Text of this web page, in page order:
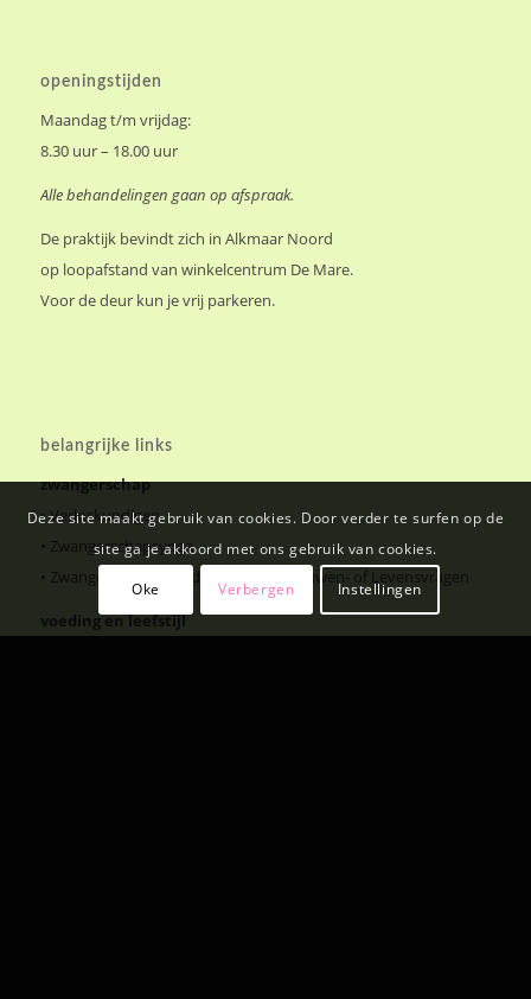
openingstijden
Maandag t/m vrijdag:
8.30 uur – 18.00 uur
Alle behandelingen gaan op afspraak.
De praktijk bevindt zich in Alkmaar Noord
op loopafstand van winkelcentrum De Mare.
Voor de deur kun je vrij parkeren.
belangrijke links
zwangerschap
•Verloskundigen
• Zwangerschapsyoga
• Zwangerschap, Moederschap en Vrouwen- of Levensvragen
voeding en leefstijl
Deze site maakt gebruik van cookies. Door verder te surfen op de
site ga je akkoord met ons gebruik van cookies.
Oke Verbergen Instellingen